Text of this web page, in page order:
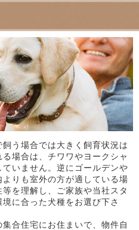
う場合では大きく飼育状況は
場合は、チワワやヨークシャ
いません。逆にゴールデンや
りも室外の方が適している場
を理解し、ご家族や当社スタ
に合った犬種をお選び下さ
合住宅にお住まいで、物件自